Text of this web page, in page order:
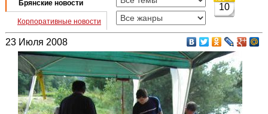
Брянские новости
Корпоративные новости
10
23 Июля 2008